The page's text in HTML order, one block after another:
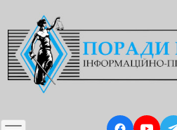
до
основного
вмісту